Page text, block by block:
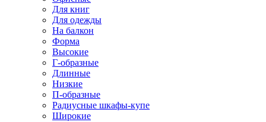
Для книг
Для одежды
На балкон
Форма
Высокие
Г-образные
Длинные
Низкие
П-образные
Радиусные шкафы-купе
Широкие